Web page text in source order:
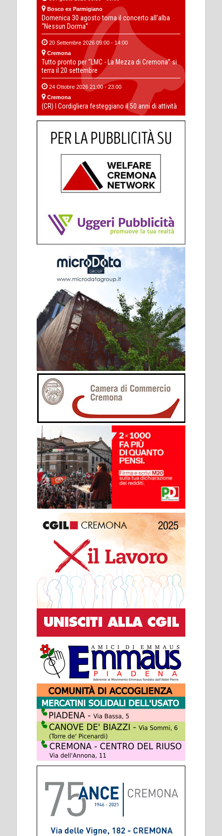
Bosco ex Parmigiano
Domenica 30 agosto torna il concerto all’alba
“Nessun Dorma”
20 Settembre 2026 09:00 - 14:00
Cremona
Tutto pronto per “LMC - La Mezza di Cremona” si
terra il 20 settembre
24 Ottobre 2026 21:00 - 23:00
Cremona
(CR) I Cordigliera festeggiano il 50 anni di attività